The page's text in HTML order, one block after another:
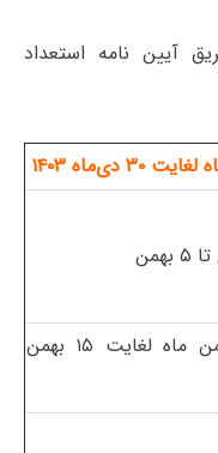
آیین نامه استعداد
۱۳ بهمن ماه لغایت ۱۵ بهمن